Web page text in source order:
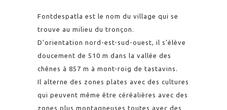
Fontdespatla est le nom du village qui se
trouve au milieu du tronçon.
D’orientation nord-est-sud-ouest, il s’élève
doucement de 510 m dans la vallée des
chênes à 857 m à mont-roig de tastavins.
Il alterne des zones plates avec des cultures
qui peuvent même être céréalières avec des
zones plus montagneuses toutes avec des